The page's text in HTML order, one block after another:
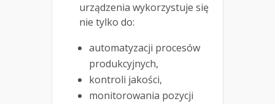
urządzenia wykorzystuje się
nie tylko do:
automatyzacji procesów
produkcyjnych,
kontroli jakości,
monitorowania pozycji